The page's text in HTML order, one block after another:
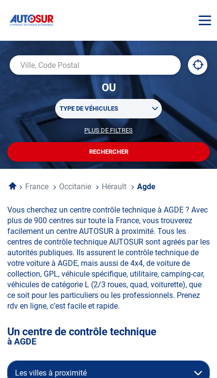
Code
Postal
À
,
OU
Sélectionner
un
plusieurs
recherche
TYPE DE VÉHICULES
PLUS DE FILTRES
POUR
PERSONNALISER
VOTRE
RECHERCHE
RECHERCHER
UN
CENTRE
AUTOSUR
AccueilFrance Occitanie Hérault Agde
Vous cherchez un centre contrôle technique à AGDE ? Avec
plus de 900 centres sur toute la France, vous trouverez
facilement un centre AUTOSUR à proximité. Tous les
centres de contrôle technique AUTOSUR sont agréés par les
autorités publiques. Ils assurent le contrôle technique de
votre voiture à AGDE, mais aussi de 4x4, de voiture de
collection, GPL, véhicule spécifique, utilitaire, camping-car,
véhicules de catégorie L (2/3 roues, quad, voiturette), que
ce soit pour les particuliers ou les professionnels. Prenez
rdv en ligne, c’est facile et rapide.
Un centre de contrôle technique
à AGDE
Les villes à proximité